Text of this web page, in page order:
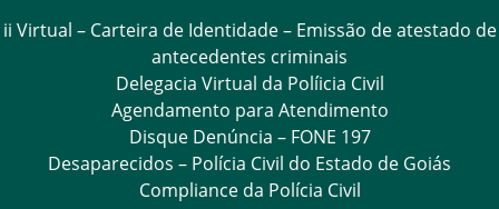
ii Virtual – Carteira de Identidade – Emissão de atestado de
antecedentes criminais
Delegacia Virtual da Políicia Civil
Agendamento para Atendimento
Disque Denúncia – FONE 197
Desaparecidos – Polícia Civil do Estado de Goiás
Compliance da Polícia Civil